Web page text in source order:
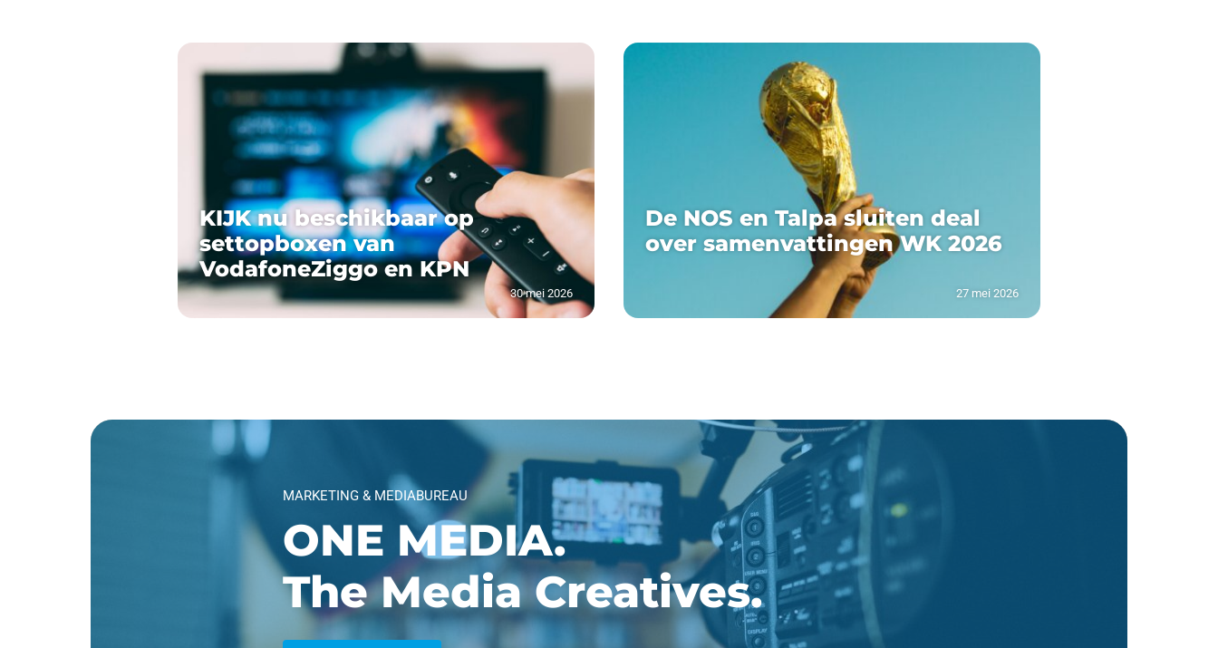
KIJK nu beschikbaar op
settopboxen van
VodafoneZiggo en KPN
30 mei 2026
De NOS en Talpa sluiten deal
over samenvattingen WK 2026
27 mei 2026
MARKETING & MEDIABUREAU
ONE MEDIA.
The Media Creatives.